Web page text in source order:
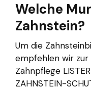
Welche
Zahnstein?
Um die
empfehlen wir zur
Zahnpflege
ZAHNSTEIN-